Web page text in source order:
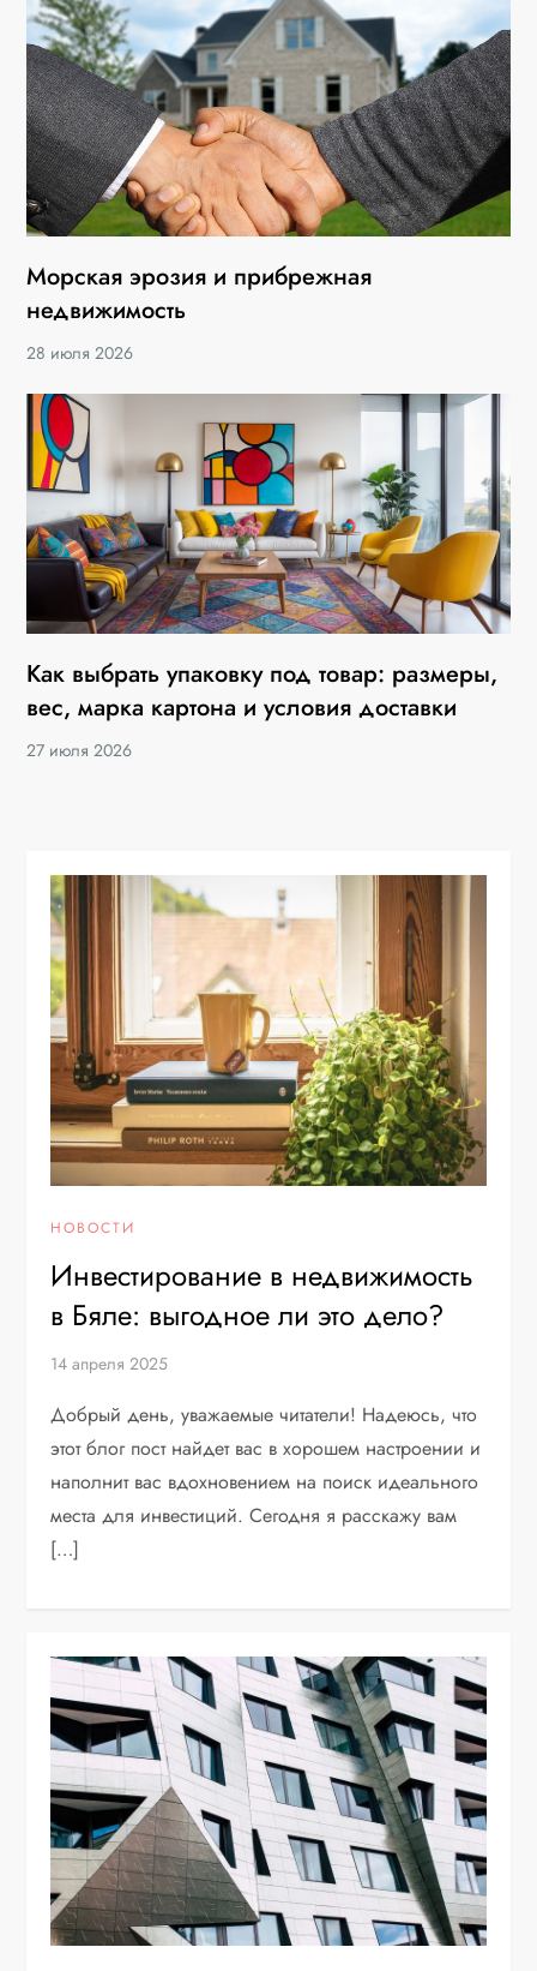
Морская эрозия и прибрежная
недвижимость
28 июля 2026
Как выбрать упаковку под товар: размеры,
вес, марка картона и условия доставки
27 июля 2026
НОВОСТИ
Инвестирование в недвижимость
в Бяле: выгодное ли это дело?
14 апреля 2025
Добрый день, уважаемые читатели! Надеюсь, что
этот блог пост найдет вас в хорошем настроении и
наполнит вас вдохновением на поиск идеального
места для инвестиций. Сегодня я расскажу вам
[…]